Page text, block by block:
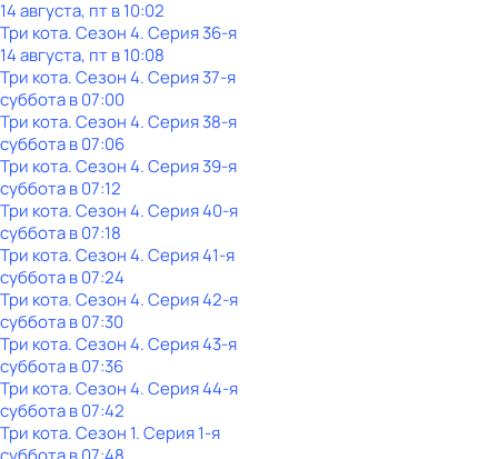
14 августа, пт в 10:02
Три кота. Сезон 4. Серия 36-я
14 августа, пт в 10:08
Три кота. Сезон 4. Серия 37-я
субботав07:00
Три кота. Сезон 4. Серия 38-я
субботав07:06
Три кота. Сезон 4. Серия 39-я
субботав07:12
Три кота. Сезон 4. Серия 40-я
субботав07:18
Три кота. Сезон 4. Серия 41-я
субботав07:24
Три кота. Сезон 4. Серия 42-я
субботав07:30
Три кота. Сезон 4. Серия 43-я
субботав07:36
Три кота. Сезон 4. Серия 44-я
субботав07:42
Три кота. Сезон 1. Серия 1-я